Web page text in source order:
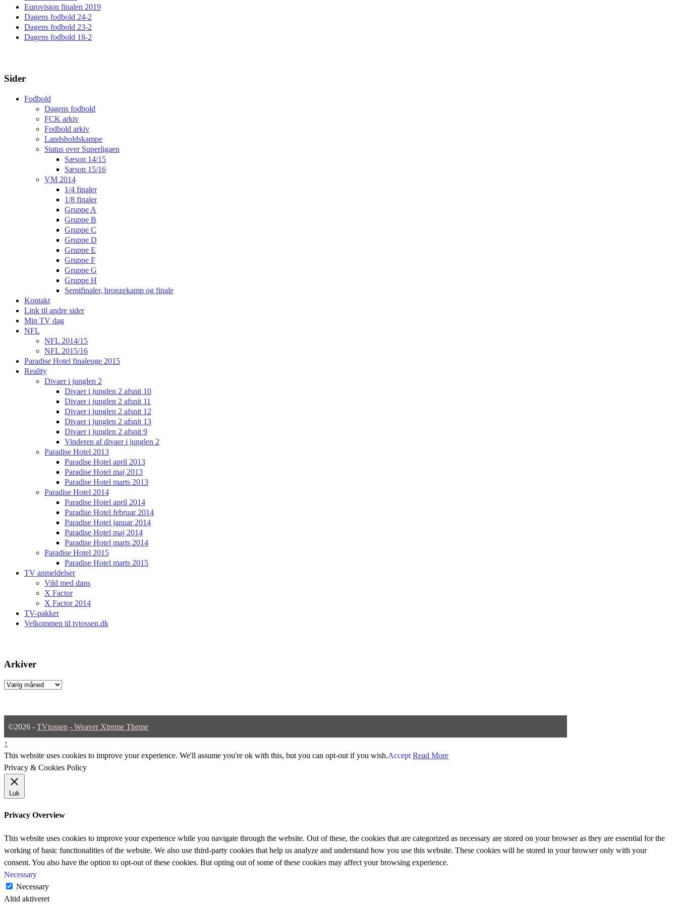
Eurovision finalen 2019
Dagens fodbold 24-2
Dagens fodbold 23-2
Dagens fodbold 18-2
Sider
Fodbold
Dagens fodbold
FCK arkiv
Fodbold arkiv
Landsholdskampe
Status over Superligaen
Sæson 14/15
Sæson 15/16
VM 2014
1/4 finaler
1/8 finaler
Gruppe A
Gruppe B
Gruppe C
Gruppe D
Gruppe E
Gruppe F
Gruppe G
Gruppe H
Semifinaler, bronzekamp og finale
Kontakt
Link til andre sider
Min TV dag
NFL
NFL 2014/15
NFL 2015/16
Paradise Hotel finaleuge 2015
Reality
Divaer i junglen 2
Divaer i junglen 2 afsnit 10
Divaer i junglen 2 afsnit 11
Divaer i junglen 2 afsnit 12
Divaer i junglen 2 afsnit 13
Divaer i junglen 2 afsnit 9
Vinderen af divaer i junglen 2
Paradise Hotel 2013
Paradise Hotel april 2013
Paradise Hotel maj 2013
Paradise Hotel marts 2013
Paradise Hotel 2014
Paradise Hotel april 2014
Paradise Hotel februar 2014
Paradise Hotel januar 2014
Paradise Hotel maj 2014
Paradise Hotel marts 2014
Paradise Hotel 2015
Paradise Hotel marts 2015
TV anmeldelser
Vild med dans
X Factor
X Factor 2014
TV-pakker
Velkommen til tvtossen.dk
Arkiver
Arkiver
©2026 - TVtossen - Weaver Xtreme Theme
↑
This website uses cookies to improve your experience. We'll assume you're ok with this, but you can opt-out if you wish.Accept Read More
Privacy & Cookies Policy
Luk
Privacy Overview
This website uses cookies to improve your experience while you navigate through the website. Out of these, the cookies that are categorized as necessary are stored on your browser as they are essential for the
working of basic functionalities of the website. We also use third-party cookies that help us analyze and understand how you use this website. These cookies will be stored in your browser only with your
consent. You also have the option to opt-out of these cookies. But opting out of some of these cookies may affect your browsing experience.
Necessary
Necessary
Altid aktiveret